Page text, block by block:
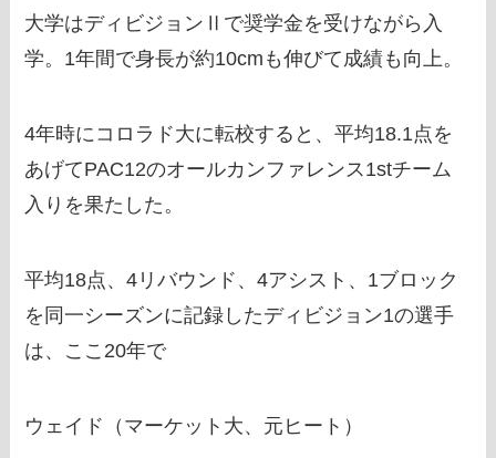
大学はディビジョンⅡで奨学金を受けながら入
学。1年間で身長が約10cmも伸びて成績も向上。
4年時にコロラド大に転校すると、平均18.1点を
あげてPAC12のオールカンファレンス1stチーム
入りを果たした。
平均18点、4リバウンド、4アシスト、1ブロック
を同一シーズンに記録したディビジョン1の選手
は、ここ20年で
ウェイド（マーケット大、元ヒート）